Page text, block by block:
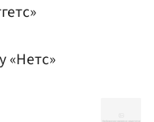
«Нетс»